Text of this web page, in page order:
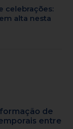
celebrações:
alta nesta
de
entre